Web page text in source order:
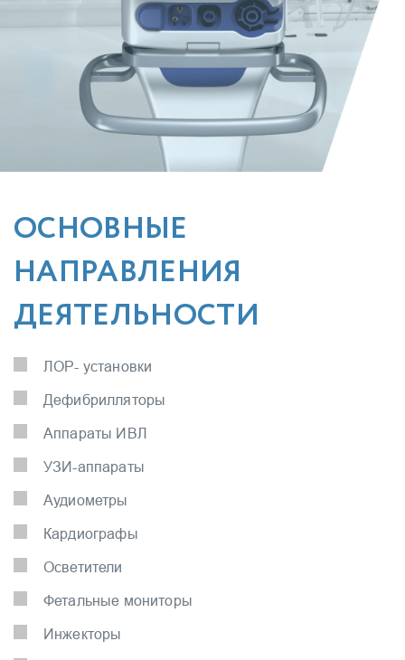
ОСНОВНЫЕ
НАПРАВЛЕНИЯ
ДЕЯТЕЛЬНОСТИ
ЛОР- установки
Дефибрилляторы
Аппараты ИВЛ
УЗИ-аппараты
Аудиометры
Кардиографы
Осветители
Фетальные мониторы
Инжекторы